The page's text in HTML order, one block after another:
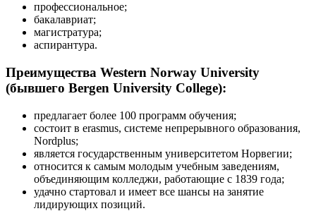
профессиональное;
бакалавриат;
магистратура;
аспирантура.
Преимущества Western Norway University
(бывшего Bergen University College):
предлагает более 100 программ обучения;
состоит в erasmus, системе непрерывного образования,
Nordplus;
является государственным университетом Норвегии;
относится к самым молодым учебным заведениям,
объединяющим колледжи, работающие с 1839 года;
удачно стартовал и имеет все шансы на занятие
лидирующих позиций.